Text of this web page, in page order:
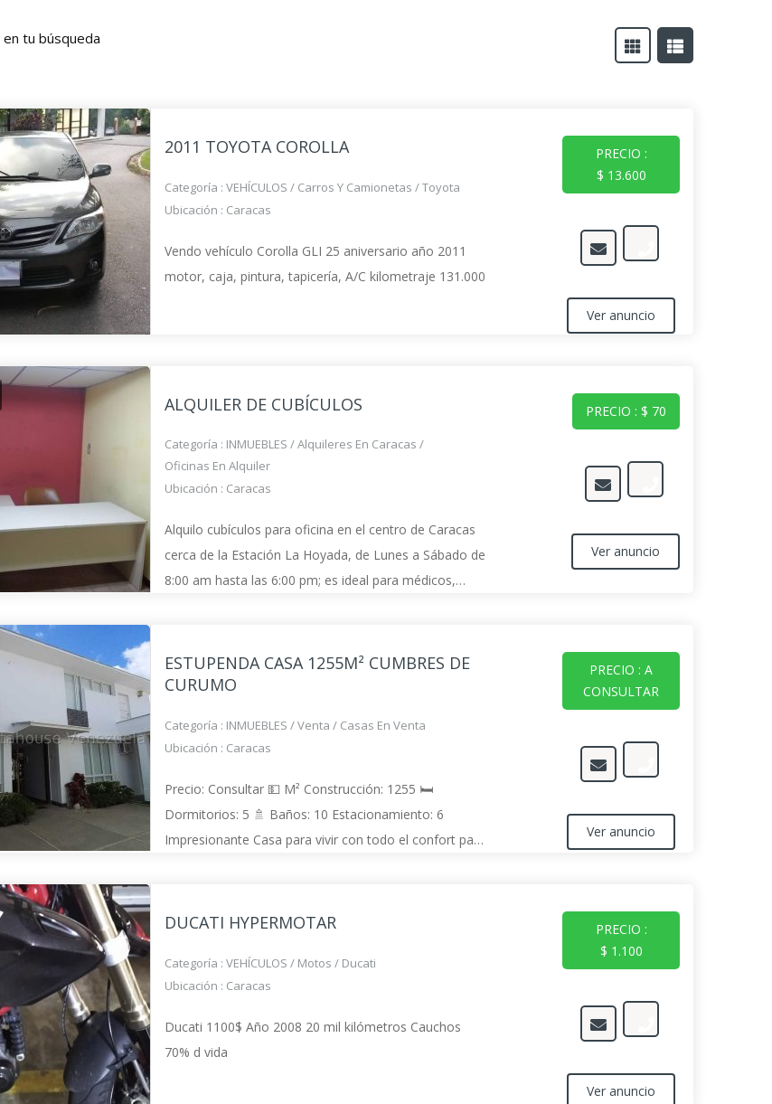
en tu búsqueda
PRECIO :
$ 13.600
Ver anuncio
2011 TOYOTA COROLLA
Categoría : VEHÍCULOS / Carros Y Camionetas /Toyota
Ubicación : Caracas
Vendo vehículo Corolla GLI 25 aniversario año 2011
motor, caja, pintura, tapicería, A/C kilometraje 131.000
PRECIO : $ 70
Ver anuncio
ALQUILER DE CUBÍCULOS
Categoría : INMUEBLES /Alquileres En Caracas /
Oficinas En Alquiler
Ubicación : Caracas
Alquilo cubículos para oficina en el centro de Caracas
cerca de la Estación La Hoyada, de Lunes a Sábado de
8:00 am hasta las 6:00 pm; es ideal para médicos,
PRECIO : A
CONSULTAR
Ver anuncio
ESTUPENDA CASA 1255M² CUMBRES DE
CURUMO
Categoría : INMUEBLES /Venta / Casas En Venta
Ubicación : Caracas
Precio: Consultar 💵 M² Construcción: 1255 🛏️
Dormitorios: 5 🚿 Baños: 10 Estacionamiento: 6
Impresionante Casa para vivir con todo el confort para
PRECIO :
$ 1.100
Ver anuncio
DUCATI HYPERMOTAR
Categoría : VEHÍCULOS / Motos / Ducati
Ubicación : Caracas
Ducati 1100$ Año 2008 20 mil kilómetros Cauchos
70% d vida